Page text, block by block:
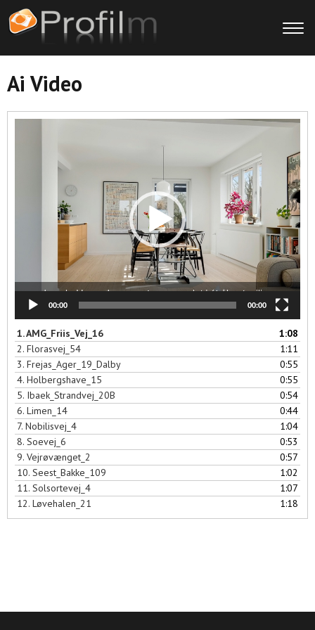
Ai Video
00:00 00:00
1.AMG_Friis_Vej_16
1:08
2. Florasvej_54
1:11
3. Frejas_Ager_19_Dalby
0:55
4. Holbergshave_15
0:55
5. Ibaek_Strandvej_20B
0:54
6. Limen_14
0:44
7. Nobilisvej_4
1:04
8. Soevej_6
0:53
9. Vejrøvænget_2
0:57
10. Seest_Bakke_109
1:02
11. Solsortevej_4
1:07
12. Løvehalen_21 1:18